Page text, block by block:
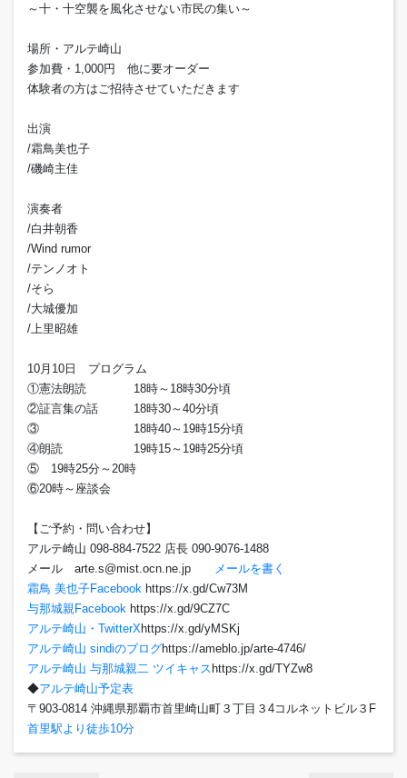
～十・十空襲を風化させない市民の集い～
場所・アルテ崎山
参加費・1,000円 他に要オーダー
体験者の方はご招待させていただきます
出演
/霜鳥美也子
/磯崎主佳
演奏者
/白井朝香
/Wind rumor
/テンノオト
/そら
/大城優加
/上里昭雄
10月10日 プログラム
①憲法朗読 18時～18時30分頃
②証言集の話 18時30～40分頃
③ 18時40～19時15分頃
④朗読 19時15～19時25分頃
⑤ 19時25分～20時
⑥20時～座談会
【ご予約・問い合わせ】
アルテ崎山 098-884-7522 店長 090-9076-1488
メール arte.s@mist.ocn.ne.jp
メールを書く
霜鳥 美也子Facebook https://x.gd/Cw73M
与那城親Facebook https://x.gd/9CZ7C
アルテ崎山・TwitterX https://x.gd/yMSKj
アルテ崎山 sindiのブログhttps://ameblo.jp/arte-4746/
アルテ崎山 与那城親二 ツイキャス https://x.gd/TYZw8
◆アルテ崎山予定表
〒903-0814 沖縄県那覇市首里崎山町３丁目３4コルネットビル３F
首里駅より徒歩10分